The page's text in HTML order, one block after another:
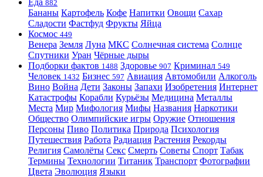
Еда 882
Бананы Картофель Кофе Напитки Овощи Сахар
Сладости Фастфуд Фрукты Яйца
Космос 449
Венера Земля Луна МКС Солнечная система Солнце
Спутники Уран Чёрные дыры
Подборки фактов 1488 Здоровье 907 Криминал 549
Человек 1432 Бизнес 597 Авиация Автомобили Алкоголь
Вино Война Дети Законы Запахи Изобретения Интернет
Катастрофы Корабли Курьёзы Медицина Металлы
Места Мир Мифология Мифы Названия Наркотики
Общество Олимпийские игры Оружие Отношения
Персоны Пиво Политика Природа Психология
Путешествия Работа Радиация Растения Рекорды
Религия Самолёты Секс Смерть Советы Спорт Табак
Термины Технологии Титаник Транспорт Фотографии
Цвета Эволюция Языки